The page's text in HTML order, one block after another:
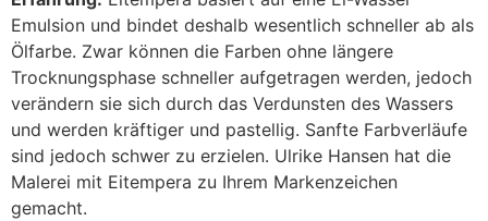
Emulsion und bindet deshalb wesentlich schneller ab als
Ölfarbe. Zwar können die Farben ohne längere
Trocknungsphase schneller aufgetragen werden, jedoch
verändern sie sich durch das Verdunsten des Wassers
und werden kräftiger und pastellig. Sanfte Farbverläufe
sind jedoch schwer zu erzielen. Ulrike Hansen hat die
Malerei mit Eitempera zu Ihrem Markenzeichen
gemacht.